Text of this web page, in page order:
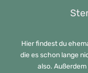
Hier findest du
die es schon lange
also.